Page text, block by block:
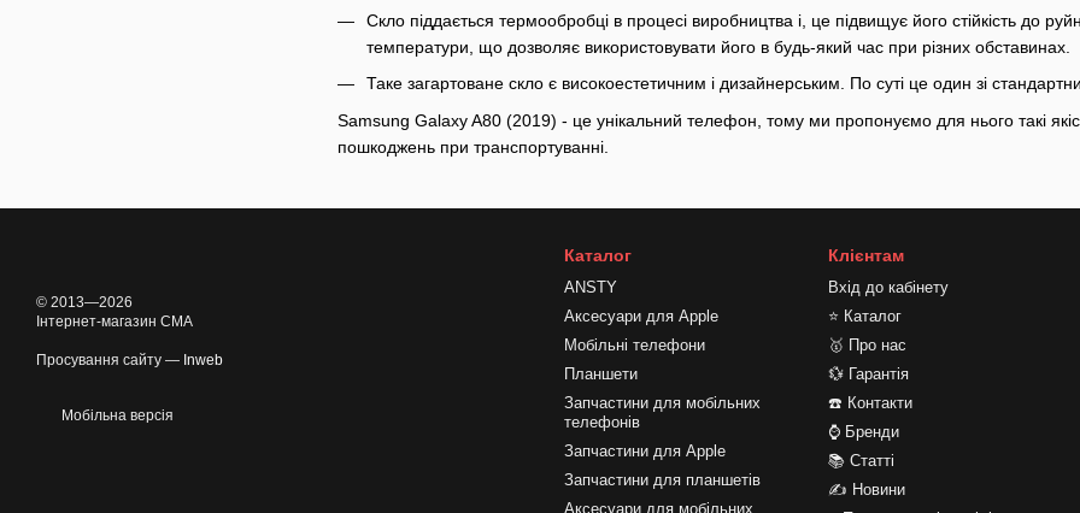
Скло піддається термообробці в процесі виробництва і, це підвищує його стійкість до
температури, що дозволяє використовувати його в будь-який час при різних обставинах.
Таке загартоване скло є високоестетичним і дизайнерським. По суті це один зі
Samsung Galaxy A80 (2019) - це унікальний телефон, тому ми пропонуємо для нього такі
пошкоджень при транспортуванні.
© 2013—2026
Інтернет-магазин CMA
Просування сайту — Inweb
Мобільна версія
Каталог
ANSTY
Аксесуари для Apple
Мобільні телефони
Планшети
Запчастини для мобільних
телефонів
Запчастини для Apple
Запчастини для планшетів
Аксесуари для мобільних
Клієнтам
Вхід до кабінету
⭐ Каталог
🥇 Про нас
💱 Гарантія
☎️ Контакти
⌚ Бренди
📚 Статті
✍ Новини